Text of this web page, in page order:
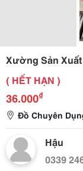
Xường Sản Xuất
( HẾT HẠN )
36.000₫
Đồ Chuyên
Hậu
0339